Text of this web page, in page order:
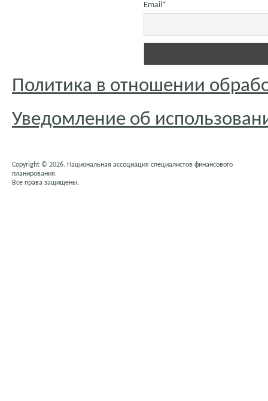
Email*
Политика в отношении
Уведомление об
Copyright © 2026. Национальная ассоциация специалистов финансового
планирования.
Все права защищены.